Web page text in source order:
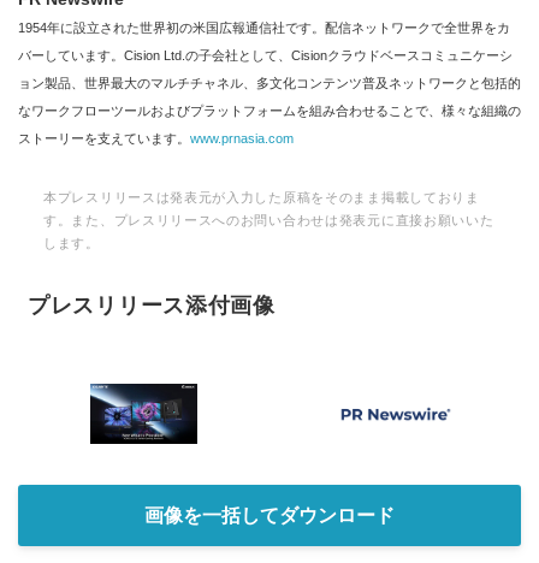
1954年に設立された世界初の米国広報通信社です。配信ネットワークで全世界をカ
バーしています。Cision Ltd.の子会社として、Cisionクラウドベースコミュニケーシ
ョン製品、世界最大のマルチチャネル、多文化コンテンツ普及ネットワークと包括的
なワークフローツールおよびプラットフォームを組み合わせることで、様々な組織の
ストーリーを支えています。 www.prnasia.com
本プレスリリースは発表元が入力した原稿をそのまま掲載しておりま
す。また、プレスリリースへのお問い合わせは発表元に直接お願いいた
します。
プレスリリース添付画像
画像を一括してダウンロード